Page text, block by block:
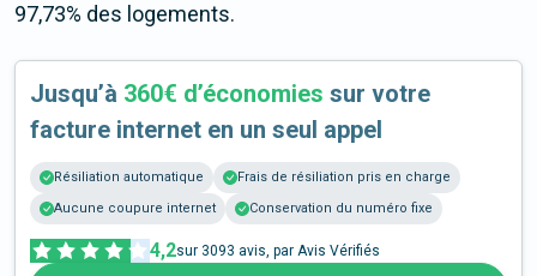
97,73% des logements.
Jusqu’à 360€ d’économies sur votre
facture internet en un seul appel
Résiliation automatique
Frais de résiliation pris en charge
Aucune coupure internet
Conservation du numéro fixe
4,2sur 3093 avis, par Avis Vérifiés